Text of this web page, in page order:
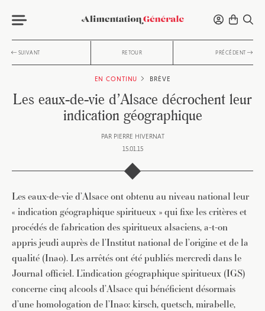
SUIVANT RETOUR PRÉCÉDENT
EN CONTINU BRÈVE
Les eaux-de-vie d’Alsace décrochent leur
indication géographique
PAR PIERRE HIVERNAT
15.01.15
Les eaux-de-vie d’Alsace ont obtenu au niveau national leur
« indication géographique spiritueux » qui fixe les critères et
procédés de fabrication des spiritueux alsaciens, a-t-on
appris jeudi auprès de l’Institut national de l’origine et de la
qualité (Inao). Les arrêtés ont été publiés mercredi dans le
Journal officiel. L’indication géographique spiritueux (IGS)
concerne cinq alcools d’Alsace qui bénéficient désormais
d’une homologation de l’Inao: kirsch, quetsch, mirabelle,